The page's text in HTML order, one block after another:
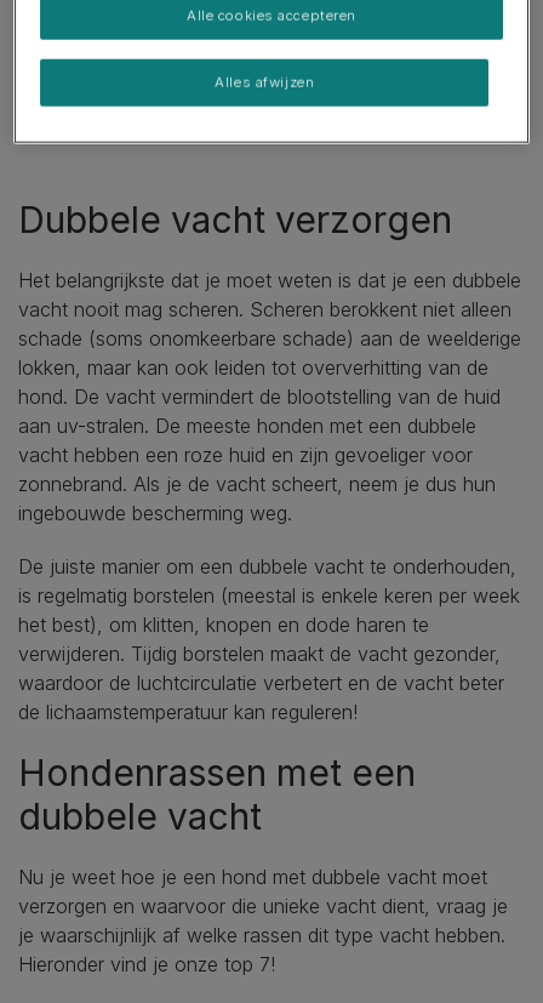
6. Newfoundlander
7. Old english sheepdog
Dubbele vacht verzorgen
Het belangrijkste dat je moet weten is dat je een dubbele
vacht nooit mag scheren. Scheren berokkent niet alleen
schade (soms onomkeerbare schade) aan de weelderige
lokken, maar kan ook leiden tot oververhitting van de
hond. De vacht vermindert de blootstelling van de huid
aan uv-stralen. De meeste honden met een dubbele
vacht hebben een roze huid en zijn gevoeliger voor
zonnebrand. Als je de vacht scheert, neem je dus hun
ingebouwde bescherming weg.
De juiste manier om een dubbele vacht te onderhouden,
is regelmatig borstelen (meestal is enkele keren per week
het best), om klitten, knopen en dode haren te
verwijderen. Tijdig borstelen maakt de vacht gezonder,
waardoor de luchtcirculatie verbetert en de vacht beter
de lichaamstemperatuur kan reguleren!
Hondenrassen met een
dubbele vacht
Nu je weet hoe je een hond met dubbele vacht moet
verzorgen en waarvoor die unieke vacht dient, vraag je
je waarschijnlijk af welke rassen dit type vacht hebben.
Hieronder vind je onze top 7!
Alles afwijzen
Alle cookies accepteren